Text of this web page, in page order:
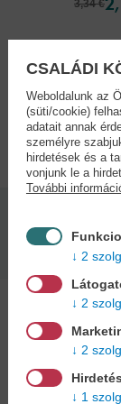
3,34 €
Adatok
CSALÁDI
Weboldalunk az
(süti/cookie)
adatait annak
személyre
hirdetések és a
vonjunk le a
További
2
2
2
1